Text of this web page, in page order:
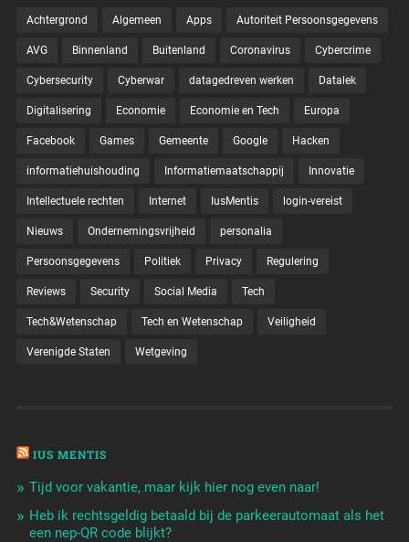
Achtergrond Algemeen Apps Autoriteit Persoonsgegevens
AVG Binnenland Buitenland Coronavirus Cybercrime
Cybersecurity Cyberwar datagedreven werken Datalek
Digitalisering Economie Economie en Tech Europa
Facebook Games Gemeente Google Hacken
informatiehuishouding Informatiemaatschappij Innovatie
Intellectuele rechten Internet IusMentis login-vereist
Nieuws Ondernemingsvrijheid personalia
Persoonsgegevens Politiek Privacy Regulering
Reviews Security Social Media Tech
Tech&Wetenschap Tech en Wetenschap Veiligheid
Verenigde Staten Wetgeving
IUS MENTIS
Tijd voor vakantie, maar kijk hier nog even naar!
Heb ik rechtsgeldig betaald bij de parkeerautomaat als het
een nep-QR code blijkt?